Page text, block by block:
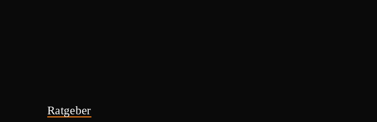
Ratgeber